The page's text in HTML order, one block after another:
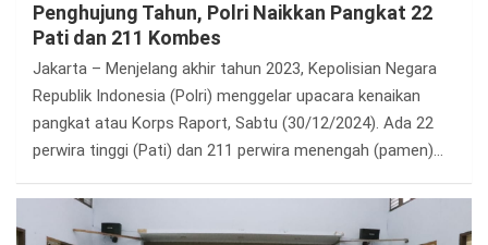
Penghujung Tahun, Polri Naikkan Pangkat 22
Pati dan 211 Kombes
Jakarta – Menjelang akhir tahun 2023, Kepolisian Negara
Republik Indonesia (Polri) menggelar upacara kenaikan
pangkat atau Korps Raport, Sabtu (30/12/2024). Ada 22
perwira tinggi (Pati) dan 211 perwira menengah (pamen)…